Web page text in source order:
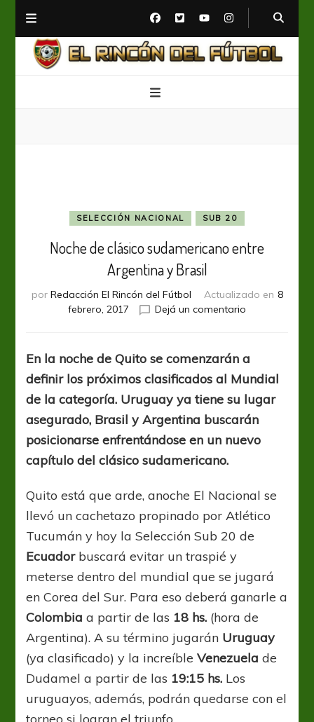
SELECCIÓN NACIONAL SUB 20
Noche de clásico sudamericano entre
Argentina y Brasil
por Redacción El Rincón del Fútbol Actualizado en 8
febrero, 2017
Dejá un comentario
sudamericano
entre
Argentina
y
Brasil
En la noche de Quito se comenzarán a
definir los próximos clasificados al Mundial
de la categoría. Uruguay ya tiene su lugar
asegurado, Brasil y Argentina buscarán
posicionarse enfrentándose en un nuevo
capítulo del clásico sudamericano.
Quito está que arde, anoche El Nacional se
llevó un cachetazo propinado por Atlético
Tucumán y hoy la Selección Sub 20 de
Ecuadorbuscará evitar un traspié y
meterse dentro del mundial que se jugará
en Corea del Sur. Para eso deberá ganarle a
Colombia a partir de las 18 hs. (hora de
Argentina). A su término jugarán Uruguay
(ya clasificado) y la increíbleVenezuela de
Dudamel a partir de las 19:15 hs. Los
uruguayos, además, podrán quedarse con el